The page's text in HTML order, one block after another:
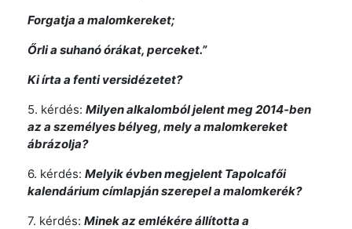
Forgatja a malomkereket;
Őrli a suhanó órákat, perceket.”
Ki írta a fenti versidézetet?
5. kérdés: Milyen alkalomból jelent meg 2014-ben
az a személyes bélyeg, mely a malomkereket
ábrázolja?
6. kérdés: Melyik évben megjelent Tapolcafői
kalendárium címlapján szerepel a malomkerék?
7. kérdés: Minek az emlékére állította a